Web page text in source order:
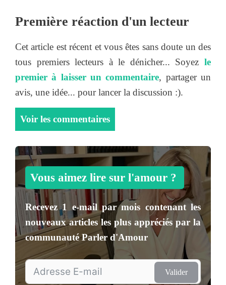
Première réaction d'un lecteur
Cet article est récent et vous êtes sans doute un des
tous premiers lecteurs à le dénicher... Soyez le
premier à laisser un commentaire, partager un
avis, une idée... pour lancer la discussion :).
Voir les commentaires
Vous aimez lire sur l'amour ?
Recevez1 e-mail par mois contenant les
nouveaux articles les plus appréciés par la
communautéParler d'Amour
Valider